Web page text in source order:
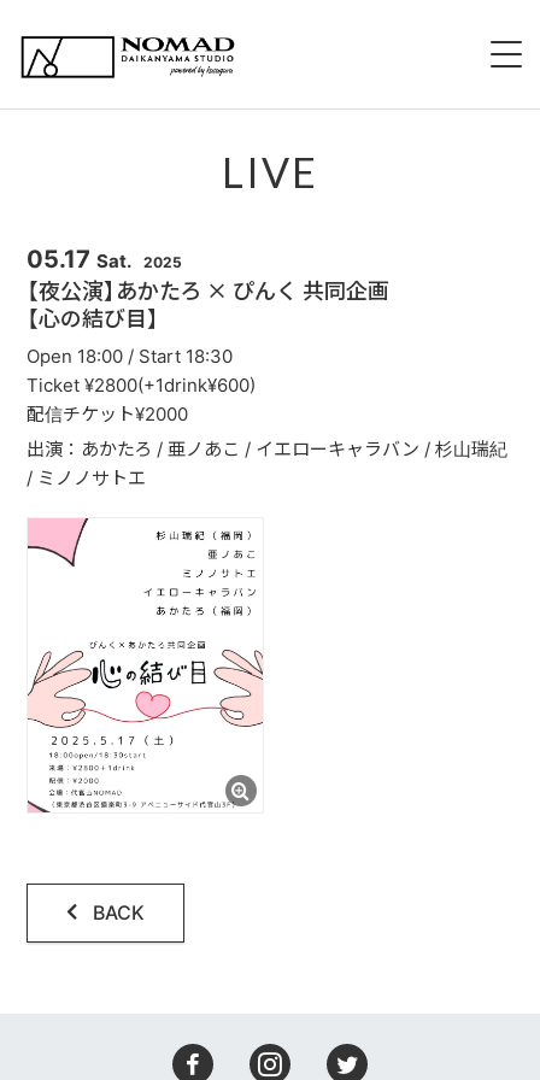
新規出演希望について
スタッフ紹介
会場設備
レコーディング
アクセス
LIVE
05.17 Sat. 2025
【夜公演】あかたろ × ぴんく 共同企画
【心の結び目】
Open 18:00 / Start 18:30
Ticket ¥2800(+1drink¥600)
配信チケット¥2000
出演：あかたろ / 亜ノあこ / イエローキャラバン / 杉山瑞紀
/ ミノノサトエ
BACK